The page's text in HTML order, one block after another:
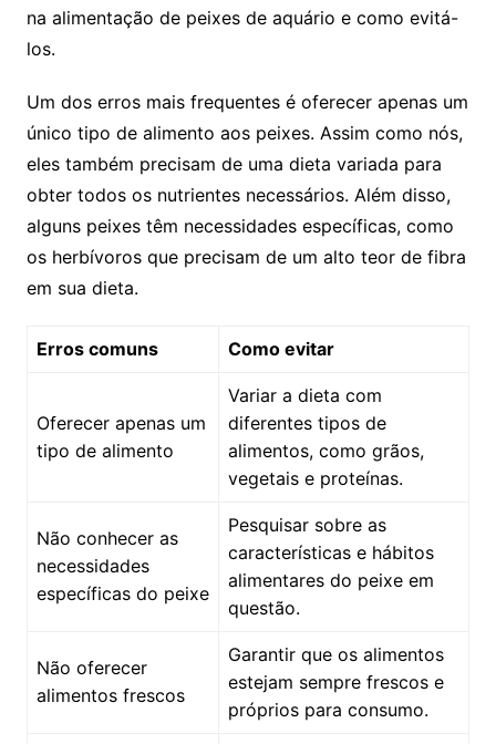
na alimentação de peixes de ⁣aquário e‍ como ​evitá-
los.
Um dos erros mais frequentes‍ é oferecer apenas um​
único tipo de ​alimento aos‍ peixes. Assim como nós,
eles também precisam de uma dieta ⁢variada ⁢para
obter todos​ os​ nutrientes necessários. ⁢Além ⁣disso,
alguns ‍peixes têm necessidades ​específicas, ​como
os herbívoros que precisam de ⁤um​ alto teor de fibra
em sua‌ dieta.
Erros comuns Como evitar
Oferecer apenas um
tipo​ de alimento
Variar a⁤ dieta com⁢
diferentes⁤ tipos de
‍alimentos, como grãos,
vegetais e‍ proteínas.
Não​ conhecer as‌
necessidades​
específicas do peixe
Pesquisar sobre as
características e hábitos
alimentares⁢ do ‌peixe em
questão.
Não oferecer
alimentos‌ frescos
Garantir ⁢que os⁢ alimentos‍
estejam sempre ‌frescos e⁤
próprios ⁢para consumo.